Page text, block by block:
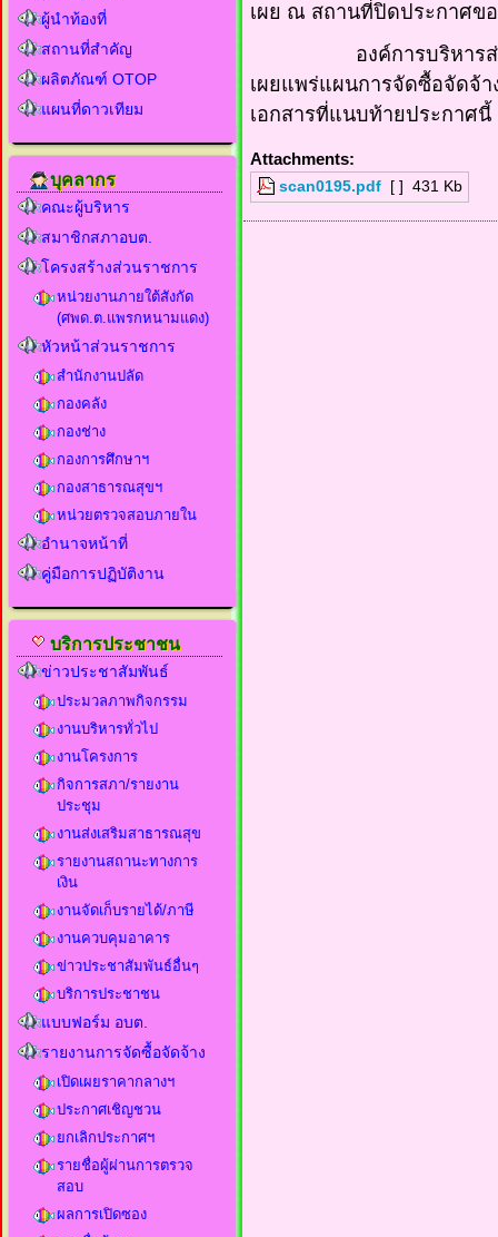
เผย ณ สถานที่ปิดประกาศข
องค์การบริหารส่วนต
เผยแพร่แผนการจัดซื้อจัดจ้
เอกสารที่แนบท้ายประกาศนี้
Attachments:
scan0195.pdf [ ] 431 Kb
ผู้นำท้องที่
สถานที่สำคัญ
ผลิตภัณฑ์ OTOP
แผนที่ดาวเทียม
บุคลากร
คณะผู้บริหาร
สมาชิกสภาอบต.
โครงสร้างส่วนราชการ
หน่วยงานภายใต้สังกัด
(ศพด.ต.แพรกหนามแดง)
หัวหน้าส่วนราชการ
สำนักงานปลัด
กองคลัง
กองช่าง
กองการศึกษาฯ
กองสาธารณสุขฯ
หน่วยตรวจสอบภายใน
อำนาจหน้าที่
คู่มือการปฏิบัติงาน
บริการประชาชน
ข่าวประชาสัมพันธ์
ประมวลภาพกิจกรรม
งานบริหารทั่วไป
งานโครงการ
กิจการสภา/รายงาน
ประชุม
งานส่งเสริมสาธารณสุข
รายงานสถานะทางการ
เงิน
งานจัดเก็บรายได้/ภาษี
งานควบคุมอาคาร
ข่าวประชาสัมพันธ์อื่นๆ
บริการประชาชน
แบบฟอร์ม อบต.
รายงานการจัดซื้อจัดจ้าง
เปิดเผยราคากลางฯ
ประกาศเชิญชวน
ยกเลิกประกาศฯ
รายชื่อผู้ผ่านการตรวจ
สอบ
ผลการเปิดซอง